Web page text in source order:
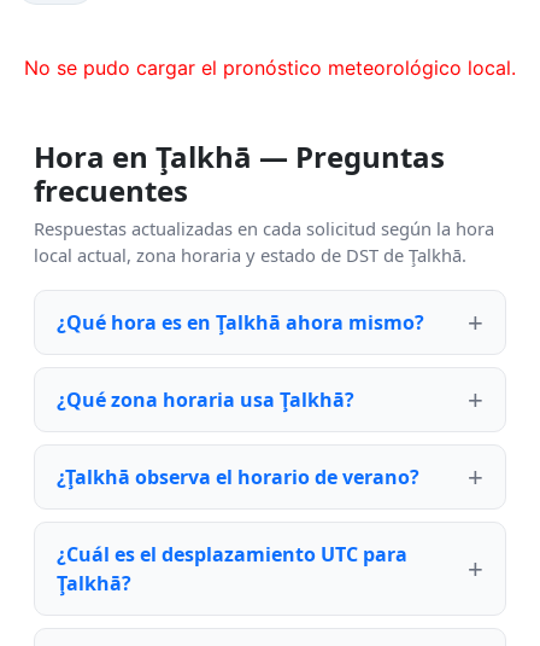
No se pudo cargar el pronóstico meteorológico local.
Hora en Ţalkhā — Preguntas
frecuentes
Respuestas actualizadas en cada solicitud según la hora
local actual, zona horaria y estado de DST de Ţalkhā.
¿Qué hora es en Ţalkhā ahora mismo?
¿Qué zona horaria usa Ţalkhā?
¿Ţalkhā observa el horario de verano?
¿Cuál es el desplazamiento UTC para
Ţalkhā?